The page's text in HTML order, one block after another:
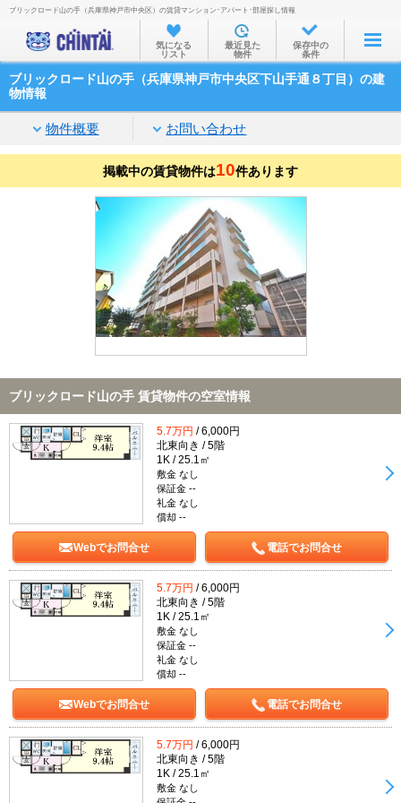
お部屋を探す
沿線・駅から
家賃相場から
通勤通学時間から
物件特集から
不動産会社から
TOP
ブリックロード山の手（兵庫県神戸市中央区）の賃貸マンション･アパート･部屋探し情報
気になる
リスト
最近見た
物件
保存中の
条件
ブリックロード山の手（兵庫県神戸市中央区下山手通８丁目）の建
物情報
物件概要 お問い合わせ
掲載中の賃貸物件は10件あります
ブリックロード山の手 賃貸物件の空室情報
5.7万円 / 6,000円
北東向き / 5階
1K / 25.1㎡
敷金 なし
保証金 --
礼金 なし
償却 --
Webでお問合せ 電話でお問合せ
5.7万円 / 6,000円
北東向き / 5階
1K / 25.1㎡
敷金 なし
保証金 --
礼金 なし
償却 --
Webでお問合せ 電話でお問合せ
5.7万円 / 6,000円
北東向き / 5階
1K / 25.1㎡
敷金 なし